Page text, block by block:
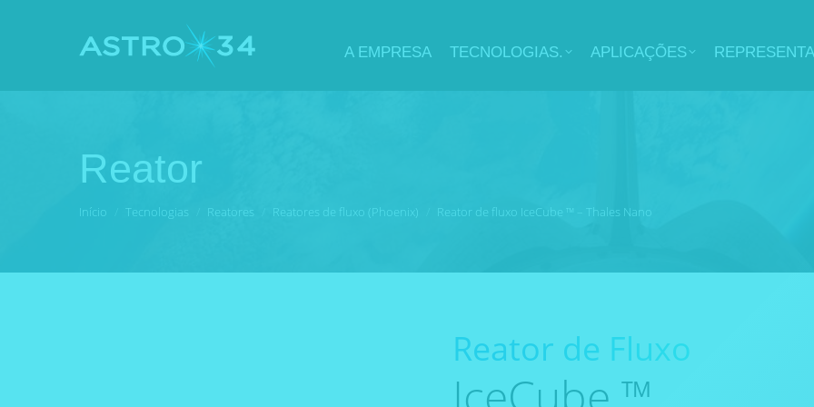
A EMPRESA TECNOLOGIAS. APLICAÇÕES
Reator
Você está aqui:
Início Tecnologias Reatores Reatores de fluxo (Phoenix) Reator de fluxo IceCube ™ – Thales Nano
Reator de Fluxo